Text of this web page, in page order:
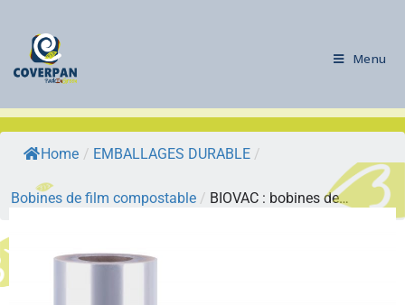
Menu
Home / EMBALLAGES DURABLE /
Bobines de film compostable / BIOVAC : bobines de…